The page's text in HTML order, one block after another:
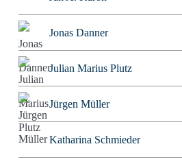
Jonas Danner
Julian Marius Plutz
Jürgen Müller
Katharina Schmieder